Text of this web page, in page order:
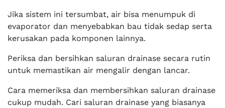
Jika sistem ini tersumbat, air bisa menumpuk di
evaporator dan menyebabkan bau tidak sedap serta
kerusakan pada komponen lainnya.
Periksa dan bersihkan saluran drainase secara rutin
untuk memastikan air mengalir dengan lancar.
Cara memeriksa dan membersihkan saluran drainase
cukup mudah. Cari saluran drainase yang biasanya